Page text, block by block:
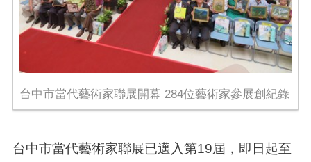
台中市當代藝術家聯展開幕 284位藝術家參展創紀錄
台中市當代藝術家聯展已邁入第19屆，即日起至